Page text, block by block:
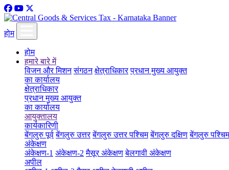
होम
होम
हमारे बारे में
विजन और मिशन संगठन क्षेत्राधिकार प्रधान मुख्य आयुक्त
का कार्यालय
क्षेत्राधिकार
प्रधान मुख्य आयुक्त
का कार्यालय
आयुक्तालय
कार्यकारिणी
बेंगलुरु पूर्व बेंगलुरु उत्तर बेंगलुरु उत्तर पश्चिम बेंगलुरु दक्षिण बेंगलुरु पश्चिम
अंकेक्षण
अंकेक्षण-1 अंकेक्षण-2 मैसूर अंकेक्षण बेलगावी अंकेक्षण
अपील